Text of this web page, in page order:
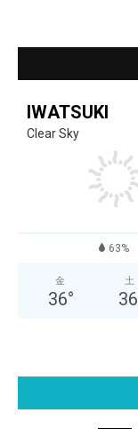
IWATSUKI
Clear Sky
63%
金
36°
土
36